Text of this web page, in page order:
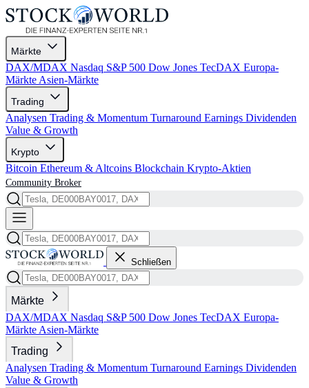
Märkte
DAX/MDAX Nasdaq S&P 500 Dow Jones TecDAX Europa-
Märkte Asien-Märkte
Trading
Analysen Trading & Momentum Turnaround Earnings Dividenden
Value & Growth
Krypto
Bitcoin Ethereum & Altcoins Blockchain Krypto-Aktien
Community Broker
Schließen
Märkte
DAX/MDAX Nasdaq S&P 500 Dow Jones TecDAX Europa-
Märkte Asien-Märkte
Trading
Analysen Trading & Momentum Turnaround Earnings Dividenden
Value & Growth